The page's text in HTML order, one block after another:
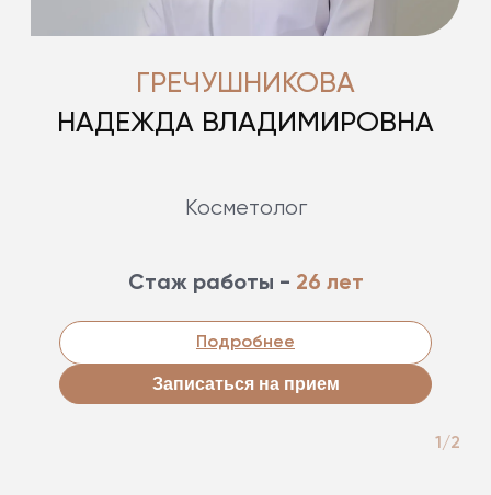
ГРЕЧУШНИКОВА
НАДЕЖДА ВЛАДИМИРОВНА
Косметолог
Стаж работы - 26 лет
Подробнее
Записаться на прием
1/2